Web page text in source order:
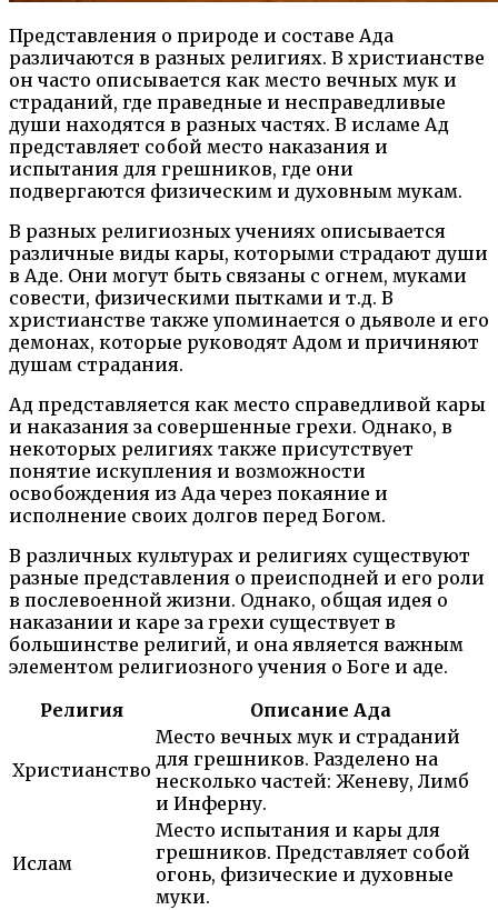
Представления о природе и составе Ада
различаются в разных религиях. В христианстве
он часто описывается как место вечных мук и
страданий, где праведные и несправедливые
души находятся в разных частях. В исламе Ад
представляет собой место наказания и
испытания для грешников, где они
подвергаются физическим и духовным мукам.
В разных религиозных учениях описывается
различные виды кары, которыми страдают души
в Аде. Они могут быть связаны с огнем, муками
совести, физическими пытками и т.д. В
христианстве также упоминается о дьяволе и его
демонах, которые руководят Адом и причиняют
душам страдания.
Ад представляется как место справедливой кары
и наказания за совершенные грехи. Однако, в
некоторых религиях также присутствует
понятие искупления и возможности
освобождения из Ада через покаяние и
исполнение своих долгов перед Богом.
В различных культурах и религиях существуют
разные представления о преисподней и его роли
в послевоенной жизни. Однако, общая идея о
наказании и каре за грехи существует в
большинстве религий, и она является важным
элементом религиозного учения о Боге и аде.
Религия
Описание Ада
Христианство
Место вечных мук и страданий
для грешников. Разделено на
несколько частей: Женеву, Лимб
и Инферну.
Ислам
Место испытания и кары для
грешников. Представляет собой
огонь, физические и духовные
муки.